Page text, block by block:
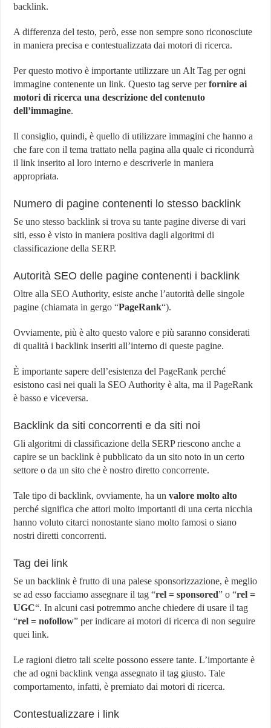
backlink.
A differenza del testo, però, esse non sempre sono riconosciute
in maniera precisa e contestualizzata dai motori di ricerca.
Per questo motivo è importante utilizzare un Alt Tag per ogni
immagine contenente un link. Questo tag serve perfornire ai
motori di ricerca una descrizione del contenuto
dell’immagine.
Il consiglio, quindi, è quello di utilizzare immagini che hanno a
che fare con il tema trattato nella pagina alla quale ci ricondurrà
il link inserito al loro interno e descriverle in maniera
appropriata.
Numero di pagine contenenti lo stesso backlink
Se uno stesso backlink si trova su tante pagine diverse di vari
siti, esso è visto in maniera positiva dagli algoritmi di
classificazione della SERP.
Autorità SEO delle pagine contenenti i backlink
Oltre alla SEO Authority, esiste anche l’autorità delle singole
pagine (chiamata in gergo “PageRank“).
Ovviamente, più è alto questo valore e più saranno considerati
di qualità i backlink inseriti all’interno di queste pagine.
È importante sapere dell’esistenza del PageRank perché
esistono casi nei quali la SEO Authority è alta, ma il PageRank
è basso e viceversa.
Backlink da siti concorrenti e da siti noi
Gli algoritmi di classificazione della SERP riescono anche a
capire se un backlink è pubblicato da un sito noto in un certo
settore o da un sito che è nostro diretto concorrente.
Tale tipo di backlink, ovviamente, ha unvalore molto alto
perché significa che attori molto importanti di una certa nicchia
hanno voluto citarci nonostante siano molto famosi o siano
nostri diretti concorrenti.
Tag dei link
Se un backlink è frutto di una palese sponsorizzazione, è meglio
se ad esso facciamo assegnare il tag “rel = sponsored” o “rel =
UGC“. In alcuni casi potremmo anche chiedere di usare il tag
“rel = nofollow” per indicare ai motori di ricerca di non seguire
quei link.
Le ragioni dietro tali scelte possono essere tante. L’importante è
che ad ogni backlink venga assegnato il tag giusto. Tale
comportamento, infatti, è premiato dai motori di ricerca.
Contestualizzare i link